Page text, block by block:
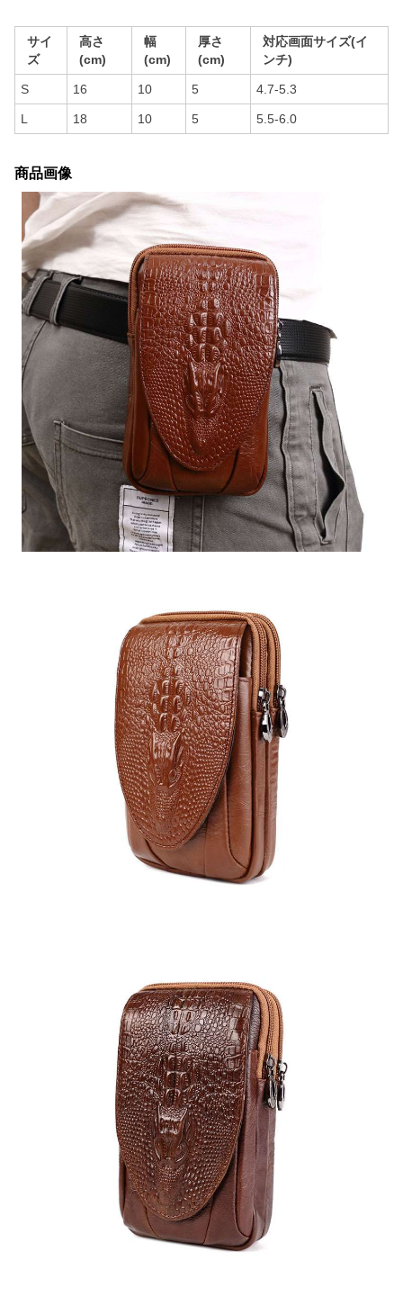
サイ
ズ
高さ
(cm)
幅
(cm)
厚さ
(cm)
対応画面サイズ(イ
ンチ)
S 16 10 5 4.7-5.3
L 18 10 5 5.5-6.0
商品画像